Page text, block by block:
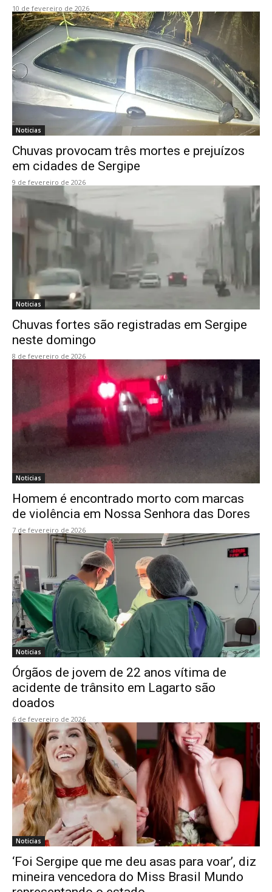
10 de fevereiro de 2026
Noticias
Chuvas provocam três mortes e prejuízos
em cidades de Sergipe
9 de fevereiro de 2026
Noticias
Chuvas fortes são registradas em Sergipe
neste domingo
8 de fevereiro de 2026
Noticias
Homem é encontrado morto com marcas
de violência em Nossa Senhora das Dores
7 de fevereiro de 2026
Noticias
Órgãos de jovem de 22 anos vítima de
acidente de trânsito em Lagarto são
doados
6 de fevereiro de 2026
Noticias
‘Foi Sergipe que me deu asas para voar’, diz
mineira vencedora do Miss Brasil Mundo